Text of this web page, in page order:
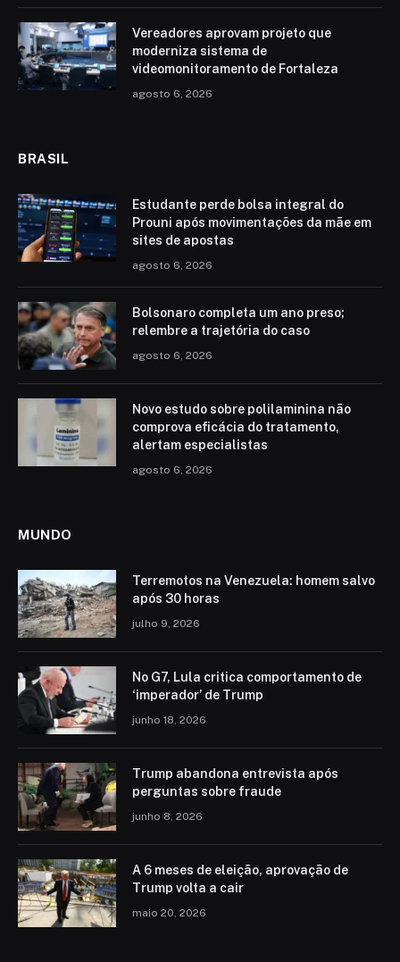
Vereadores aprovam projeto que
moderniza sistema de
videomonitoramento de Fortaleza
agosto 6, 2026
BRASIL
Estudante perde bolsa integral do
Prouni após movimentações da mãe em
sites de apostas
agosto 6, 2026
Bolsonaro completa um ano preso;
relembre a trajetória do caso
agosto 6, 2026
Novo estudo sobre polilaminina não
comprova eficácia do tratamento,
alertam especialistas
agosto 6, 2026
MUNDO
Terremotos na Venezuela: homem salvo
após 30 horas
julho 9, 2026
No G7, Lula critica comportamento de
‘imperador’ de Trump
junho 18, 2026
Trump abandona entrevista após
perguntas sobre fraude
junho 8, 2026
A 6 meses de eleição, aprovação de
Trump volta a cair
maio 20, 2026